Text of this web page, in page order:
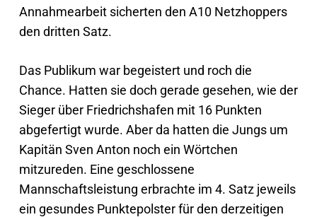
Annahmearbeit sicherten den A10 Netzhoppers
den dritten Satz.
Das Publikum war begeistert und roch die
Chance. Hatten sie doch gerade gesehen, wie der
Sieger über Friedrichshafen mit 16 Punkten
abgefertigt wurde. Aber da hatten die Jungs um
Kapitän Sven Anton noch ein Wörtchen
mitzureden. Eine geschlossene
Mannschaftsleistung erbrachte im 4. Satz jeweils
ein gesundes Punktepolster für den derzeitigen